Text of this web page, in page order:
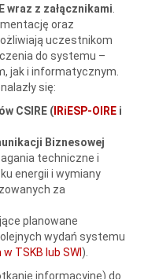
wraz z załącznikami
oraz
uczestnikom
do systemu –
jak i informatycznym.
się:
CSIRE ( IRiESP-OIRE i
Biznesowej
techniczne i
energii i wymiany
za
planowane
wydań systemu
TSKB lub SWI ).
informacyjne) do